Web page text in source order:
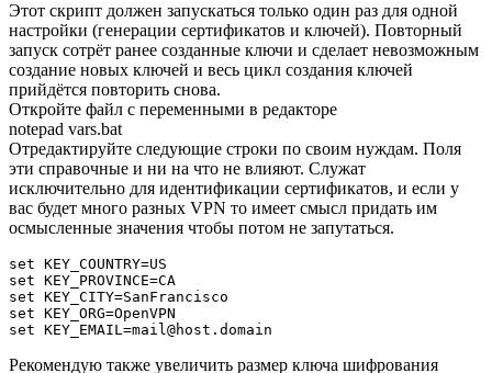
Этот скрипт должен запускаться только один раз для одной
настройки (генерации сертификатов и ключей). Повторный
запуск сотрёт ранее созданные ключи и сделает невозможным
создание новых ключей и весь цикл создания ключей
прийдётся повторить снова.
Откройте файл с переменными в редакторе
notepad vars.bat
Отредактируйте следующие строки по своим нуждам. Поля
эти справочные и ни на что не влияют. Служат
исключительно для идентификации сертификатов, и если у
вас будет много разных VPN то имеет смысл придать им
осмысленные значения чтобы потом не запутаться.
set KEY_COUNTRY=US
set KEY_PROVINCE=CA
set KEY_CITY=SanFrancisco
set KEY_ORG=OpenVPN
Рекомендую также увеличить размер ключа шифрования